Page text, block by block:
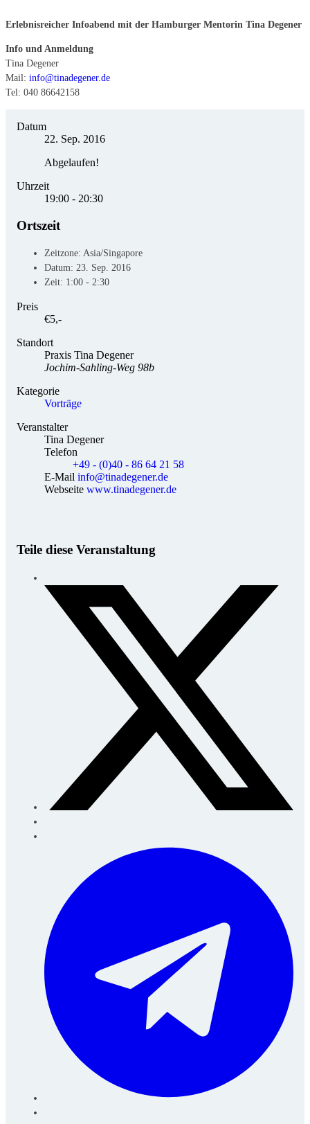
Erlebnisreicher Infoabend mit der Hamburger Mentorin Tina Degener
Info und Anmeldung
Tina Degener
Mail: info@tinadegener.de
Tel: 040 86642158
Datum
22. Sep. 2016
Abgelaufen!
Uhrzeit
19:00 - 20:30
Ortszeit
Zeitzone: Asia/Singapore
Datum: 23. Sep. 2016
Zeit: 1:00 - 2:30
Preis
€5,-
Standort
Praxis Tina Degener
Jochim-Sahling-Weg 98b
Kategorie
Vorträge
Veranstalter
Tina Degener
Telefon
+49 - (0)40 - 86 64 21 58
E-Mail info@tinadegener.de
Webseite www.tinadegener.de
Teile diese Veranstaltung